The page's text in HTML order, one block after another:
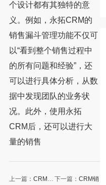
个设计都有其独特的意
义。例如，永拓CRM的
销售漏斗管理功能不仅可
以“看到整个销售过程中
的所有问题和经验”，还
可以进行具体分析，从数
据中发现团队的业务状
况。此外，使用永拓
CRM后，还可以进行大
量的销售
上一篇： CRM销 下一篇： CRM销